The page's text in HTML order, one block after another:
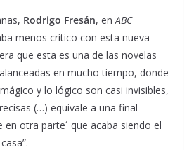
Rodrigo Fresán, en ABC
menos crítico con esta nueva
que esta es una de las novelas
en mucho tiempo, donde
y lo lógico son casi invisibles,
(…) equivale a una final
en otra parte´ que acaba siendo el